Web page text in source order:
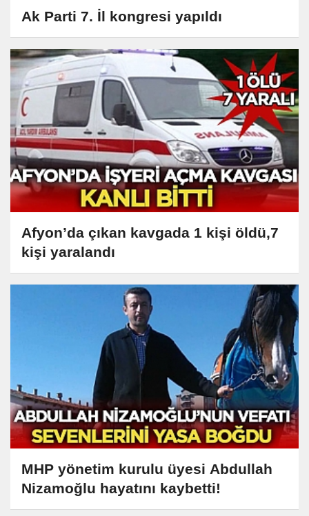
Ak Parti 7. İl kongresi yapıldı
Afyon’da çıkan kavgada 1 kişi öldü,7
kişi yaralandı
MHP yönetim kurulu üyesi Abdullah
Nizamoğlu hayatını kaybetti!